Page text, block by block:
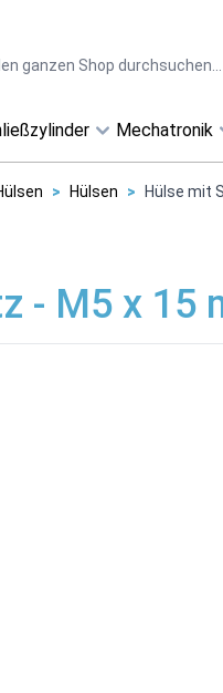
Mechatronik
> Hülsen > Hülse mit
- M5 x 15